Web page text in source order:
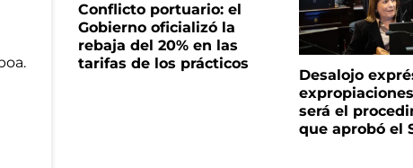
Conflicto portuario: el
Gobierno oficializó la
rebaja del 20% en las
tarifas de los prácticos
Desalojo
será el
que aprobó el